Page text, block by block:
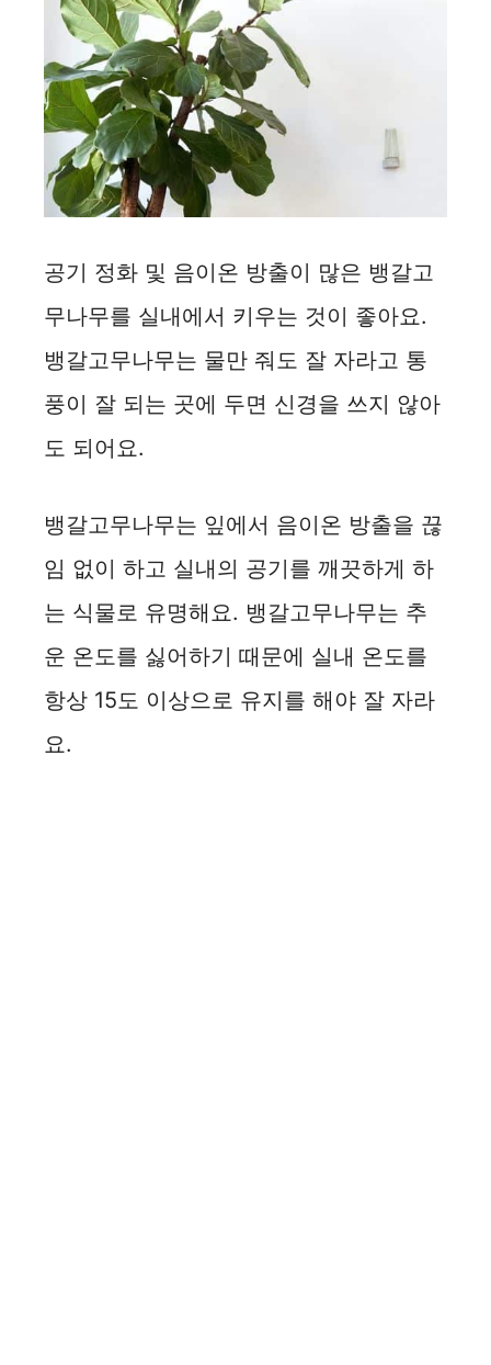
d
e
o
공기 정화 및 음이온 방출이 많은 뱅갈고
무나무를 실내에서 키우는 것이 좋아요.
뱅갈고무나무는 물만 줘도 잘 자라고 통
풍이 잘 되는 곳에 두면 신경을 쓰지 않아
도 되어요.
뱅갈고무나무는 잎에서 음이온 방출을 끊
임 없이 하고 실내의 공기를 깨끗하게 하
는 식물로 유명해요. 뱅갈고무나무는 추
운 온도를 싫어하기 때문에 실내 온도를
항상 15도 이상으로 유지를 해야 잘 자라
요.